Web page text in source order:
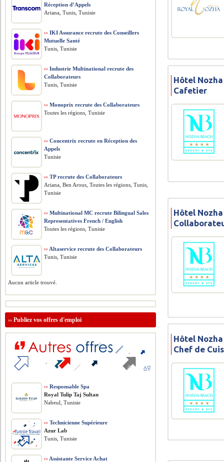
Hôtel
Cafetier
Hôtel
Hôtel
Chef de
Réception d’Appels
Ariana, Tunis, Tunisie
›› IKI Assurance recrute des Conseillers
Mutuelle Santé
Tunis, Tunisie
›› Industrie Multinational recrute des
Collaborateurs
Tunis, Tunisie
›› Monoprix recrute des Collaborateurs
Toutes les régions, Tunisie
›› Concentrix recrute en Réception des
Appels
Tunisie
›› TP recrute des Collaborateurs
Ariana, Ben Arous, Toutes les régions, Tunis,
Tunisie
›› Multinational MC recrute Bilingual Sales
Representatives French / English
Toutes les régions, Tunisie
›› Altaservice recrute des Collaborateurs
Tunis, Tunisie
Aucun article trouvé.
››Publiez vos offres d'emploi
›› Responsable Spa
Royal Tulip Taj Sultan
Nabeul, Tunisie
›› Technicienne Supérieure
Azur Lab
Tunis, Tunisie
›› Assistante Service Achat